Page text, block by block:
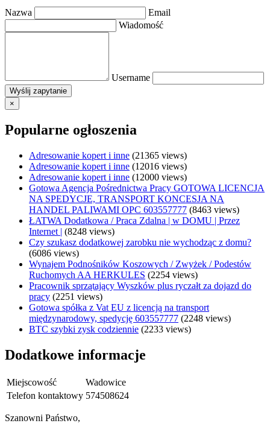
Nazwa
Email
Wiadomość
Username
×
Popularne ogłoszenia
Adresowanie kopert i inne (21365 views)
Adresowanie kopert i inne (12016 views)
Adresowanie kopert i inne (12000 views)
Gotowa Agencja Pośrednictwa Pracy GOTOWA LICENCJA
NA SPEDYCJE, TRANSPORT KONCESJA NA
HANDEL PALIWAMI OPC 603557777 (8463 views)
ŁATWA Dodatkowa / Praca Zdalna | w DOMU | Przez
Internet | (8248 views)
Czy szukasz dodatkowej zarobku nie wychodząc z domu?
(6086 views)
Wynajem Podnośników Koszowych / Zwyżek / Podestów
Ruchomych AA HERKULES (2254 views)
Pracownik sprzątający Wyszków plus ryczałt za dojazd do
pracy (2251 views)
Gotowa spółka z Vat EU z licencją na transport
międzynarodowy, spedycję 603557777 (2248 views)
BTC szybki zysk codziennie (2233 views)
Dodatkowe informacje
Miejscowość
Wadowice
Telefon kontaktowy 574508624
Szanowni Państwo,